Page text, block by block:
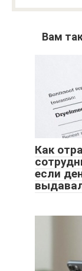
Вам
Как
если